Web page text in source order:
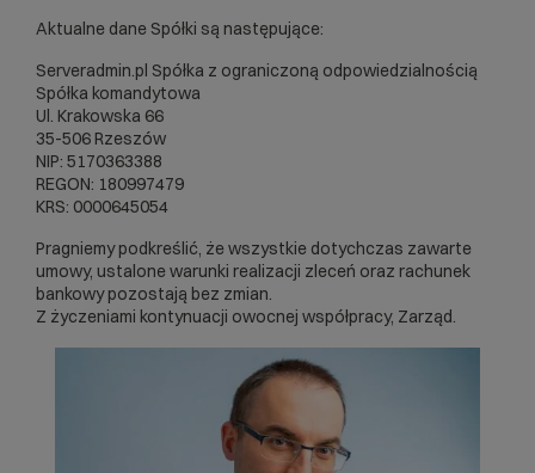
Aktualne dane Spółki są następujące:
Serveradmin.pl Spółka z ograniczoną odpowiedzialnością
Spółka komandytowa
Ul. Krakowska 66
35-506 Rzeszów
NIP: 5170363388
REGON: 180997479
KRS: 0000645054
Pragniemy podkreślić, że wszystkie dotychczas zawarte
umowy, ustalone warunki realizacji zleceń oraz rachunek
bankowy pozostają bez zmian.
Z życzeniami kontynuacji owocnej współpracy, Zarząd.